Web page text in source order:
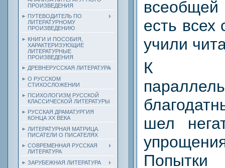
ПРОИЗВЕДЕНИЯ
ПУТЕВОДИТЕЛЬ ПО
ЛИТЕРАТУРНОМУ
ПРОИЗВЕДЕНИЮ
КНИГИ И ПОСОБИЯ,
ХАРАКТЕРИЗУЮЩИЕ
ЛИТЕРАТУРНЫЕ
ПРОИЗВЕДЕНИЯ
ДРЕВНЕРУССКАЯ ЛИТЕРАТУРА
О РУССКОМ
СТИХОСЛОЖЕНИИ
ПСИХОЛОГИЗМ РУССКОЙ
КЛАССИЧЕСКОЙ ЛИТЕРАТУРЫ
РУССКАЯ ДРАМАТУРГИЯ
КОНЦА ХХ ВЕКА
ЛИТЕРАТУРНАЯ МАТРИЦА.
ПИСАТЕЛИ О ПИСАТЕЛЯХ
СОВРЕМЕННАЯ РУССКАЯ
ЛИТЕРАТУРА
ЗАРУБЕЖНАЯ ЛИТЕРАТУРА
всеобщей
есть всех
учили
К
шел